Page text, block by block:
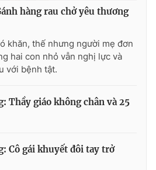
hàng rau chở yêu thương
khăn, thế nhưng người mẹ đơn
hai con nhỏ vẫn nghị lực và
với bệnh tật.
Thầy giáo không chân và 25
Cô gái khuyết đôi tay trở